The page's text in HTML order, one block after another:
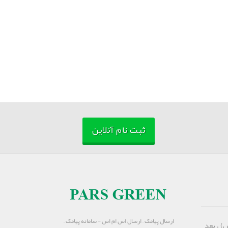
ثبت نام آنلاین
ارسال پیامک – ارسال اس ام اس - سامانه پیامک –